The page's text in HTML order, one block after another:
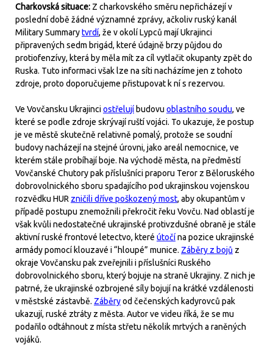
Charkovská situace: Z charkovského směru nepřicházejí v
poslední době žádné významné zprávy, ačkoliv ruský kanál
Military Summarytvrdí, že v okolí Lypců mají Ukrajinci
připravených sedm brigád, které údajně brzy půjdou do
protiofenzívy, která by měla mít za cíl vytlačit okupanty zpět do
Ruska. Tuto informaci však lze na síti nacházíme jen z tohoto
zdroje, proto doporučujeme přistupovat k ní s rezervou.
Ve Vovčansku Ukrajinciostřelujíbudovu oblastního soudu, ve
které se podle zdroje skrývají ruští vojáci. To ukazuje, že postup
je ve městě skutečně relativně pomalý, protože se soudní
budovy nacházejí na stejné úrovni, jako areál nemocnice, ve
kterém stále probíhají boje. Na východě města, na předměstí
Vovčanské Chutory pak příslušníci praporu Teror z Běloruského
dobrovolnického sboru spadajícího pod ukrajinskou vojenskou
rozvědku HUR zničili dříve poškozený most, aby okupantům v
případě postupu znemožnili překročit řeku Vovču. Nad oblastí je
však kvůli nedostatečné ukrajinské protivzdušné obraně je stále
aktivní ruské frontové letectvo, které útočína pozice ukrajinské
armády pomocí klouzavé i “hloupé” munice. Záběry z bojů z
okraje Vovčansku pak zveřejnili i příslušníci Ruského
dobrovolnického sboru, který bojuje na straně Ukrajiny. Z nich je
patrné, že ukrajinské ozbrojené síly bojují na krátké vzdálenosti
v městské zástavbě. Záběryod čečenských kadyrovců pak
ukazují, ruské ztráty z města. Autor ve videu říká, že se mu
podařilo odtáhnout z místa střetu několik mrtvých a raněných
vojáků.